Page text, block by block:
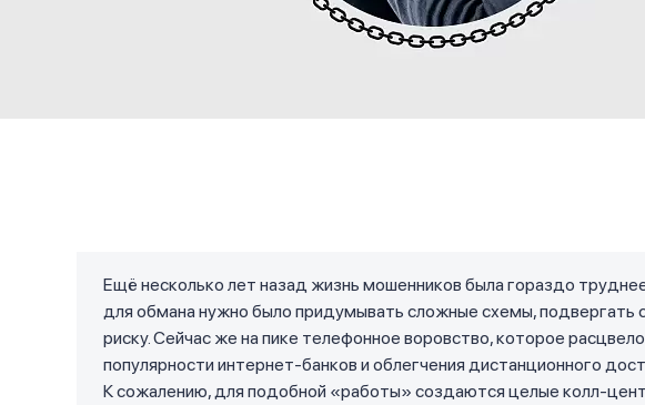
Ещё несколько лет назад жизнь мошенников была гораздо
для обмана нужно было придумывать сложные схемы, подвергать
риску. Сейчас же на пике телефонное воровство, которое
популярности интернет-банков и облегчения дистанционного
К сожалению, для подобной «работы» создаются целые колл-